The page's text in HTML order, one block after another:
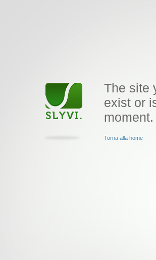
The site
exist or
moment.
Torna alla home